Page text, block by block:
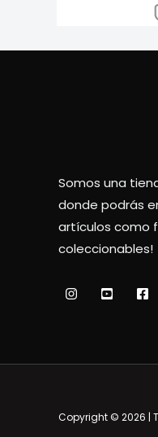
Somos una
donde podrás
artículos como
coleccionables!
Copyright © 2026 |